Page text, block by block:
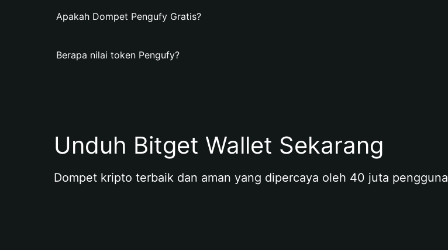
Apakah Dompet Pengufy Gratis?
Berapa nilai token Pengufy?
Unduh Bitget Wallet Sekarang
Dompet kripto terbaik dan aman yang dipercaya oleh 40 juta pengguna